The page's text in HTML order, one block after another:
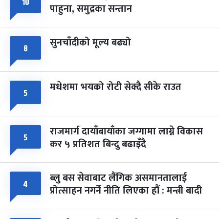
चैत्र ८, २०८३-Mar 22, 2027
पाहुना, समुद्रका सन्तान
८ सुनचाँदीको मूल्य बढ्यो
५ मधेशमा भयको रोटी सेक्दै सीके राउत
५ राजमार्ग दायाँबायाँका जग्गामा लाग्ने विकास
कर ५ प्रतिशत बिन्दु बढाइँदै
४ ब्लु बस सेवाबाट लैंगिक असमानतालाई
प्रोत्साहन नगर्ने नीति लिएका हौं : मन्त्री बादी